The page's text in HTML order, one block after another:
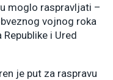
moglo raspravljati –
vojnog roka
i Ured
je put za raspravu